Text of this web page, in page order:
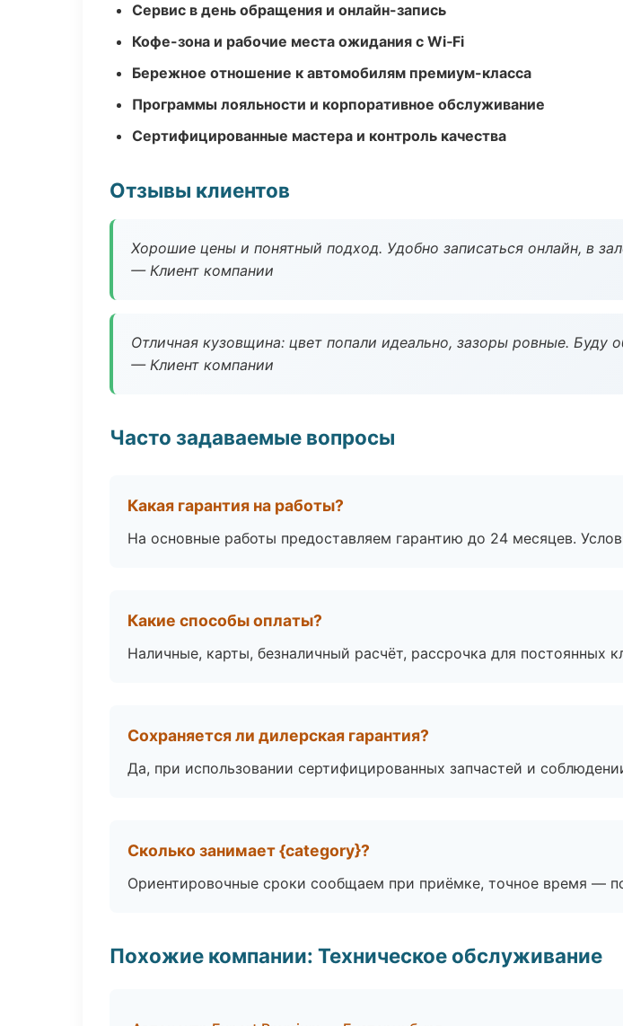
Сервис в день обращения и онлайн-запись
Кофе-зона и рабочие места ожидания с Wi‑Fi
Бережное отношение к автомобилям премиум-класса
Программы лояльности и корпоративное обслуживание
Сертифицированные мастера и контроль качества
Отзывы клиентов
Хорошие цены и понятный подход. Удобно записаться онлайн, в
— Клиент компании
Отличная кузовщина: цвет попали идеально, зазоры ровные. Буду
— Клиент компании
Часто задаваемые вопросы
Какая гарантия на работы?
На основные работы предоставляем гарантию до 24 месяцев.
Какие способы оплаты?
Наличные, карты, безналичный расчёт, рассрочка для постоянных
Сохраняется ли дилерская гарантия?
Да, при использовании сертифицированных запчастей и
Сколько занимает {category}?
Ориентировочные сроки сообщаем при приёмке, точное время —
Похожие компании: Техническое обслуживание